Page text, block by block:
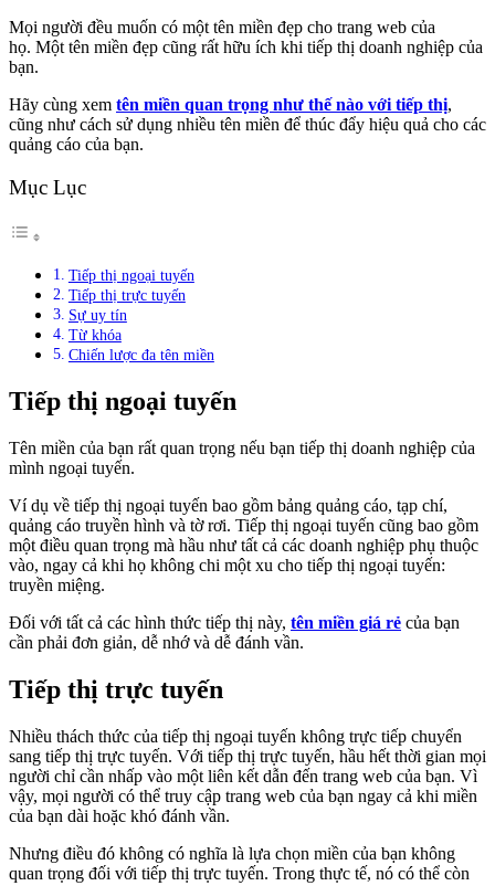
Mọi người đều muốn có một tên miền đẹp cho trang web của
họ. Một tên miền đẹp cũng rất hữu ích khi tiếp thị doanh nghiệp của
bạn.
Hãy cùng xem tên miền quan trọng như thế nào với tiếp thị,
cũng như cách sử dụng nhiều tên miền để thúc đẩy hiệu quả cho các
quảng cáo của bạn.
Mục Lục
Tiếp thị ngoại tuyến
Tiếp thị trực tuyến
Sự uy tín
Từ khóa
Chiến lược đa tên miền
Tiếp thị ngoại tuyến
Tên miền của bạn rất quan trọng nếu bạn tiếp thị doanh nghiệp của
mình ngoại tuyến.
Ví dụ về tiếp thị ngoại tuyến bao gồm bảng quảng cáo, tạp chí,
quảng cáo truyền hình và tờ rơi. Tiếp thị ngoại tuyến cũng bao gồm
một điều quan trọng mà hầu như tất cả các doanh nghiệp phụ thuộc
vào, ngay cả khi họ không chi một xu cho tiếp thị ngoại tuyến:
truyền miệng.
Đối với tất cả các hình thức tiếp thị này, tên miền giá rẻ của bạn
cần phải đơn giản, dễ nhớ và dễ đánh vần.
Tiếp thị trực tuyến
Nhiều thách thức của tiếp thị ngoại tuyến không trực tiếp chuyển
sang tiếp thị trực tuyến. Với tiếp thị trực tuyến, hầu hết thời gian mọi
người chỉ cần nhấp vào một liên kết dẫn đến trang web của bạn. Vì
vậy, mọi người có thể truy cập trang web của bạn ngay cả khi miền
của bạn dài hoặc khó đánh vần.
Nhưng điều đó không có nghĩa là lựa chọn miền của bạn không
quan trọng đối với tiếp thị trực tuyến. Trong thực tế, nó có thể còn